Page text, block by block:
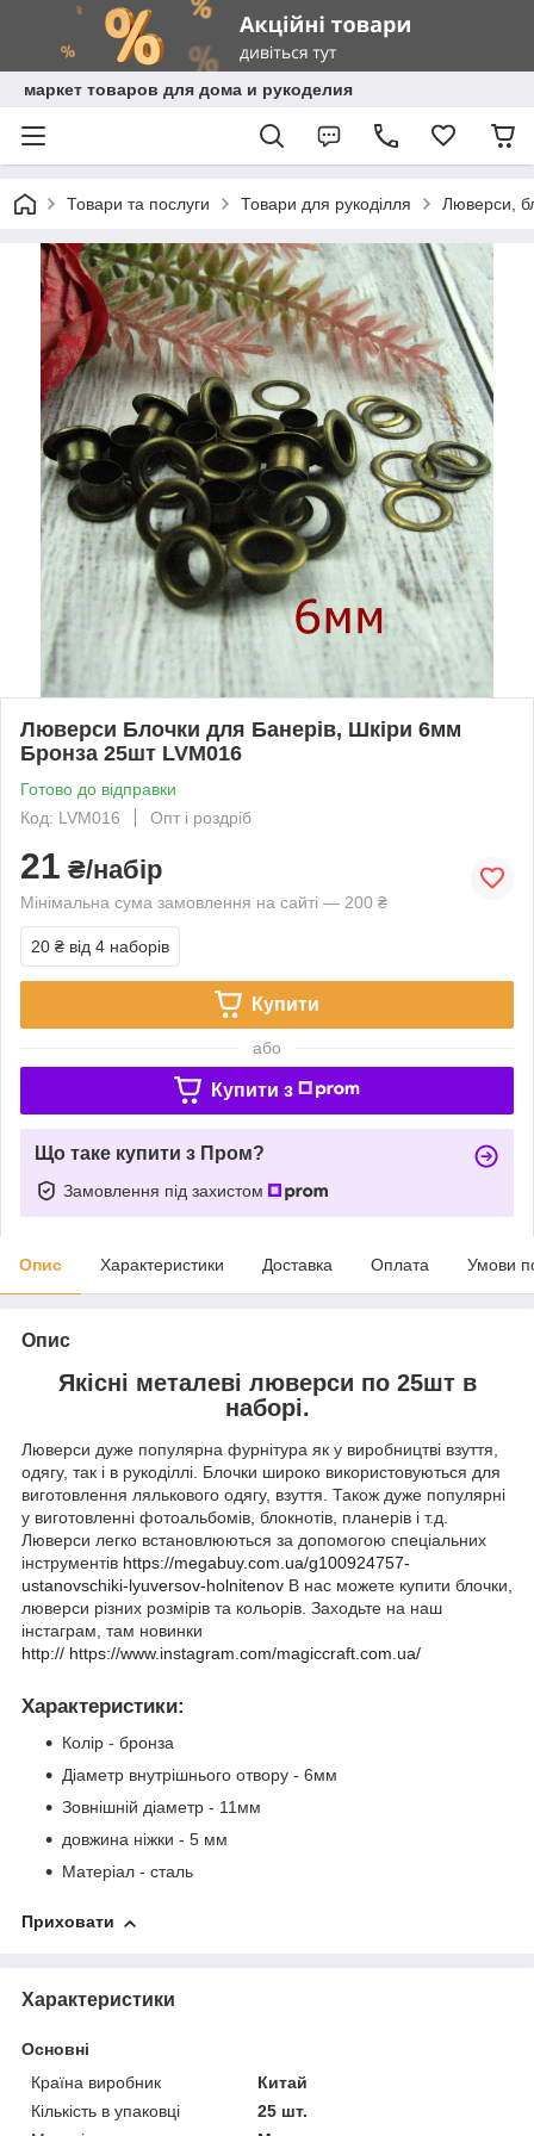
маркет товаров для дома и рукоделия
Товари та послуги Товари для рукоділля Люверси,
Люверси Блочки для Банерів, Шкіри 6мм
Бронза 25шт LVМ016
Готово до відправки
Код: LVМ016
Опт і роздріб
21 ₴/набір
Мінімальна сума замовлення на сайті — 200 ₴
20 ₴ від 4 наборів
Купити
або
Купити з
Що таке купити з Пром?
Замовлення під захистом
Опис Характеристики Доставка Оплата Умови
Опис
Якісні металеві люверси по 25шт в
наборі.
Люверси дуже популярна фурнітура як у виробництві взуття,
одягу, так і в рукоділлі. Блочки широко використовуються для
виготовлення лялькового одягу, взуття. Також дуже популярні
у виготовленні фотоальбомів, блокнотів, планерів і т.д.
Люверси легко встановлюються за допомогою спеціальних
інструментів https://megabuy.com.ua/g100924757-
ustanovschiki-lyuversov-holnitenov В нас можете купити блочки,
люверси різних розмірів та кольорів. Заходьте на наш
інстаграм, там новинки
http:// https://www.instagram.com/magiccraft.com.ua/
Характеристики:
Колір - бронза
Діаметр внутрішнього отвору - 6мм
Зовнішній діаметр - 11мм
довжина ніжки - 5 мм
Матеріал - сталь
Приховати
Характеристики
Основні
Країна виробник
Китай
Кількість в упаковці
25 шт.